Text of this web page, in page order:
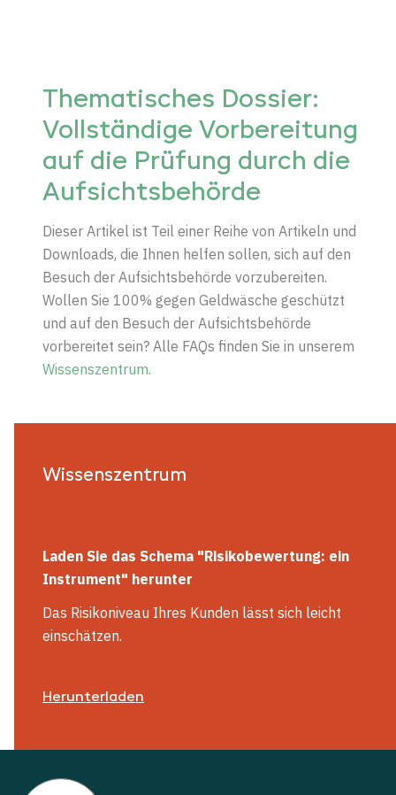
Thematisches Dossier:
Vollständige Vorbereitung
auf die Prüfung durch die
Aufsichtsbehörde
Dieser Artikel ist Teil einer Reihe von Artikeln und
Downloads, die Ihnen helfen sollen, sich auf den
Besuch der Aufsichtsbehörde vorzubereiten.
Wollen Sie 100% gegen Geldwäsche geschützt
und auf den Besuch der Aufsichtsbehörde
vorbereitet sein? Alle FAQs finden Sie in unserem
Wissenszentrum.
Wissenszentrum
Laden Sie das Schema "Risikobewertung: ein
Instrument" herunter
Das Risikoniveau Ihres Kunden lässt sich leicht
einschätzen.
Herunterladen